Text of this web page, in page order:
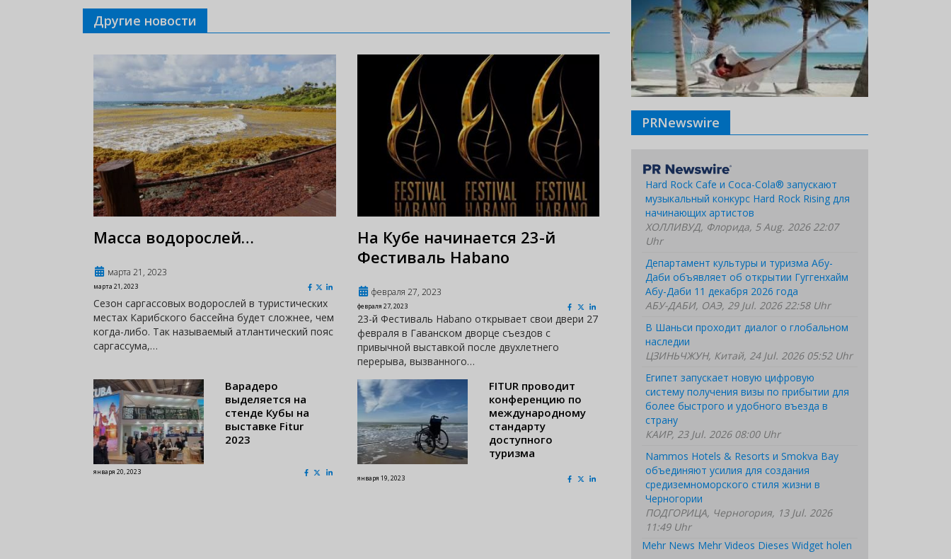
Другие новости
Масса водорослей…
марта 21, 2023
марта 21, 2023
Сезон саргассовых водорослей в туристических
местах Карибского бассейна будет сложнее, чем
когда-либо. Так называемый атлантический пояс
саргассума,…
На Кубе начинается 23-й
Фестиваль Habano
февраля 27, 2023
февраля 27, 2023
23-й Фестиваль Habano открывает свои двери 27
февраля в Гаванском дворце съездов с
привычной выставкой после двухлетнего
перерыва, вызванного…
Варадеро
выделяется на
стенде Кубы на
выставке Fitur
2023
января 20, 2023
FITUR проводит
конференцию по
международному
стандарту
доступного
туризма
января 19, 2023
PRNewswire
Hard Rock Cafe и Coca-Cola® запускают
музыкальный конкурс Hard Rock Rising для
начинающих артистов
ХОЛЛИВУД, Флорида, 5 Aug. 2026 22:07
Uhr
Департамент культуры и туризма Абу-
Даби объявляет об открытии Гуггенхайм
Абу-Даби 11 декабря 2026 года
АБУ-ДАБИ, ОАЭ, 29 Jul. 2026 22:58 Uhr
В Шаньси проходит диалог о глобальном
наследии
ЦЗИНЬЧЖУН, Китай, 24 Jul. 2026 05:52 Uhr
Египет запускает новую цифровую
систему получения визы по прибытии для
более быстрого и удобного въезда в
страну
КАИР, 23 Jul. 2026 08:00 Uhr
Nammos Hotels & Resorts и Smokva Bay
объединяют усилия для создания
средиземноморского стиля жизни в
Черногории
ПОДГОРИЦА, Черногория, 13 Jul. 2026
11:49 Uhr
Mehr News Mehr Videos Dieses Widget holen